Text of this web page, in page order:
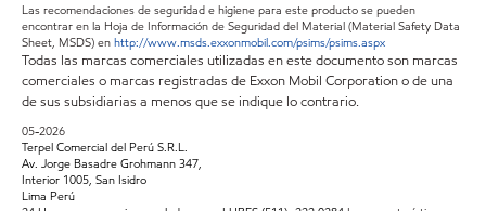
Las recomendaciones de seguridad e higiene para este producto se pueden
encontrar en la Hoja de Información de Seguridad del Material (Material Safety Data
Sheet, MSDS) enhttp://www.msds.exxonmobil.com/psims/psims.aspx
Todas las marcas comerciales utilizadas en este documento son marcas
comerciales o marcas registradas de Exxon Mobil Corporation o de una
de sus subsidiarias a menos que se indique lo contrario.
05-2026
Terpel Comercial del Perú S.R.L.
Av. Jorge Basadre Grohmann 347,
Interior 1005, San Isidro
Lima Perú